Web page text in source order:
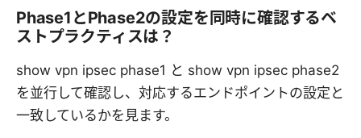
Phase1とPhase2の設定を同時に確認するベ
ストプラクティスは？
show vpn ipsec phase1 と show vpn ipsec phase2
を並行して確認し、対応するエンドポイントの設定と
一致しているかを見ます。